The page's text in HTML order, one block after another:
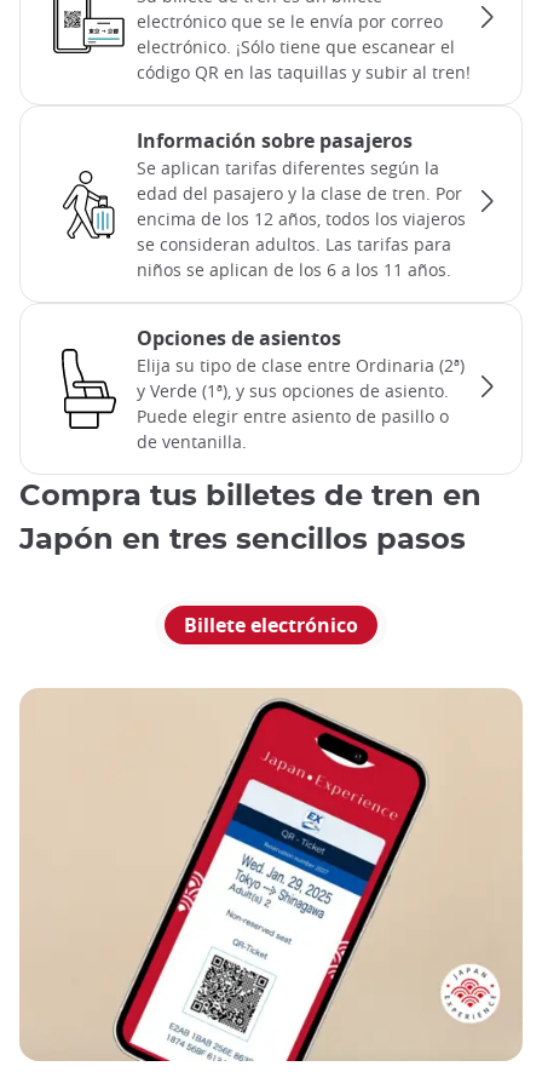
electrónico que se le envía por correo
electrónico. ¡Sólo tiene que escanear el
código QR en las taquillas y subir al tren!
Información sobre pasajeros
Se aplican tarifas diferentes según la
edad del pasajero y la clase de tren. Por
encima de los 12 años, todos los viajeros
se consideran adultos. Las tarifas para
niños se aplican de los 6 a los 11 años.
Opciones de asientos
Elija su tipo de clase entre Ordinaria (2ª)
y Verde (1ª), y sus opciones de asiento.
Puede elegir entre asiento de pasillo o
de ventanilla.
Compra tus billetes de tren en
Japón en tres sencillos pasos
Billete electrónico